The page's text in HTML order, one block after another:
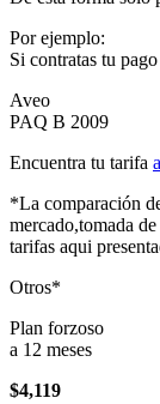
Por ejemplo:
Si contratas tu
Aveo
PAQ B 2009
Encuentra tu tarifa
*La comparación
mercado,tomada
tarifas aqui
Otros*
Plan forzoso
a 12 meses
$4,119